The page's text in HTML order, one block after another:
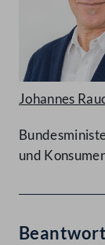
Johannes
und